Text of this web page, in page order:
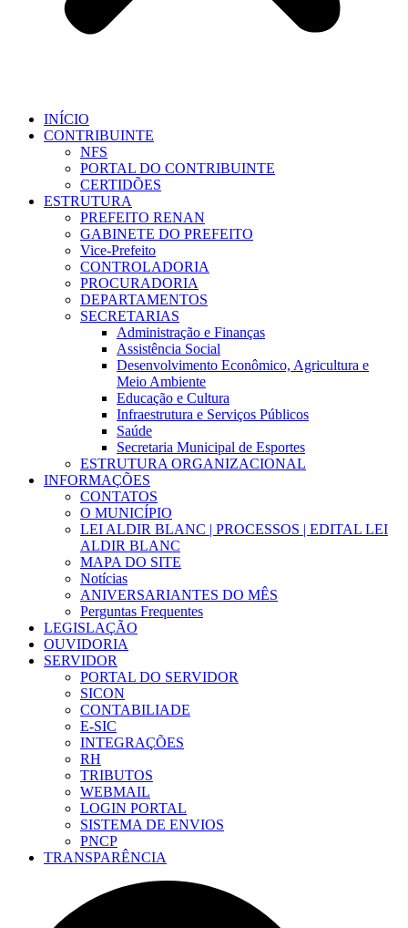
INÍCIO
CONTRIBUINTE
NFS
PORTAL DO CONTRIBUINTE
CERTIDÕES
ESTRUTURA
PREFEITO RENAN
GABINETE DO PREFEITO
Vice-Prefeito
CONTROLADORIA
PROCURADORIA
DEPARTAMENTOS
SECRETARIAS
Administração e Finanças
Assistência Social
Desenvolvimento Econômico, Agricultura e
Meio Ambiente
Educação e Cultura
Infraestrutura e Serviços Públicos
Saúde
Secretaria Municipal de Esportes
ESTRUTURA ORGANIZACIONAL
INFORMAÇÕES
CONTATOS
O MUNICÍPIO
LEI ALDIR BLANC | PROCESSOS | EDITAL LEI
ALDIR BLANC
MAPA DO SITE
Notícias
ANIVERSARIANTES DO MÊS
Perguntas Frequentes
LEGISLAÇÃO
OUVIDORIA
SERVIDOR
PORTAL DO SERVIDOR
SICON
CONTABILIADE
E-SIC
INTEGRAÇÕES
RH
TRIBUTOS
WEBMAIL
LOGIN PORTAL
SISTEMA DE ENVIOS
PNCP
TRANSPARÊNCIA